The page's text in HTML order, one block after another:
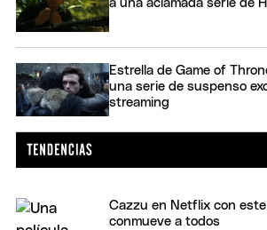
a una aclamada serie de
Estrella de Game of
una serie de suspenso
streaming
Cazzu en Netflix con
conmueve a todos